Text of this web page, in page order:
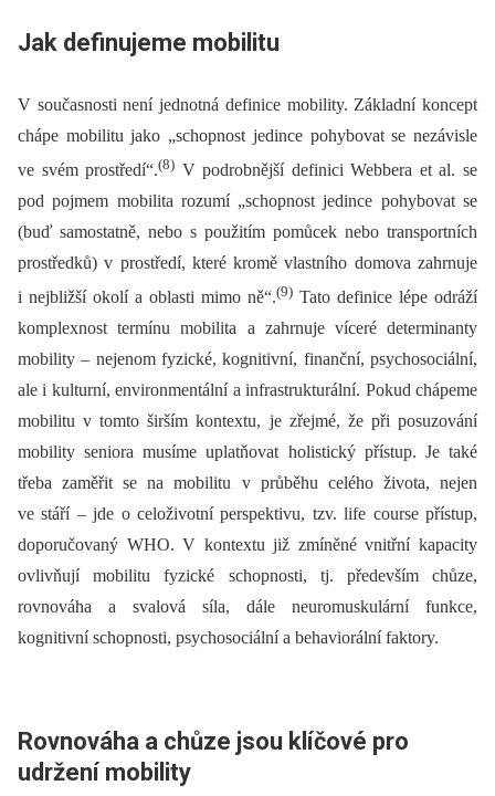
Jak definujeme mobilitu
V současnosti není jednotná definice mobility. Základní koncept
chápe mobilitu jako „schopnost jedince pohybovat se nezávisle
ve svém prostředí“.(8) V podrobnější definici Webbera et al. se
pod pojmem mobilita rozumí „schopnost jedince pohybovat se
(buď samostatně, nebo s použitím pomůcek nebo transportních
prostředků) v prostředí, které kromě vlastního domova zahrnuje
i nejbližší okolí a oblasti mimo ně“.(9) Tato definice lépe odráží
komplexnost termínu mobilita a zahrnuje víceré determinanty
mobility –⁠ nejenom fyzické, kognitivní, finanční, psychosociální,
ale i kulturní, environmentální a infrastrukturální. Pokud chápeme
mobilitu v tomto širším kontextu, je zřejmé, že při posuzování
mobility seniora musíme uplatňovat holistický přístup. Je také
třeba zaměřit se na mobilitu v průběhu celého života, nejen
ve stáří –⁠ jde o celoživotní perspektivu, tzv. life course přístup,
doporučovaný WHO. V kontextu již zmíněné vnitřní kapacity
ovlivňují mobilitu fyzické schopnosti, tj. především chůze,
rovnováha a svalová síla, dále neuromuskulární funkce,
kognitivní schopnosti, psychosociální a behaviorální faktory.
Rovnováha a chůze jsou klíčové pro
udržení mobility